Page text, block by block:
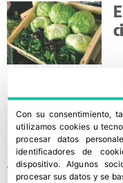
Con su consentimiento,
utilizamos cookies u
procesar datos
identificadores de
dispositivo. Algunos
procesar sus datos y se